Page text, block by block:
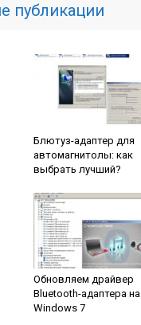
публикации
Блютуз-адаптер для
автомагнитолы: как
выбрать лучший?
Обновляем драйвер
Bluetooth-адаптера на
Windows 7